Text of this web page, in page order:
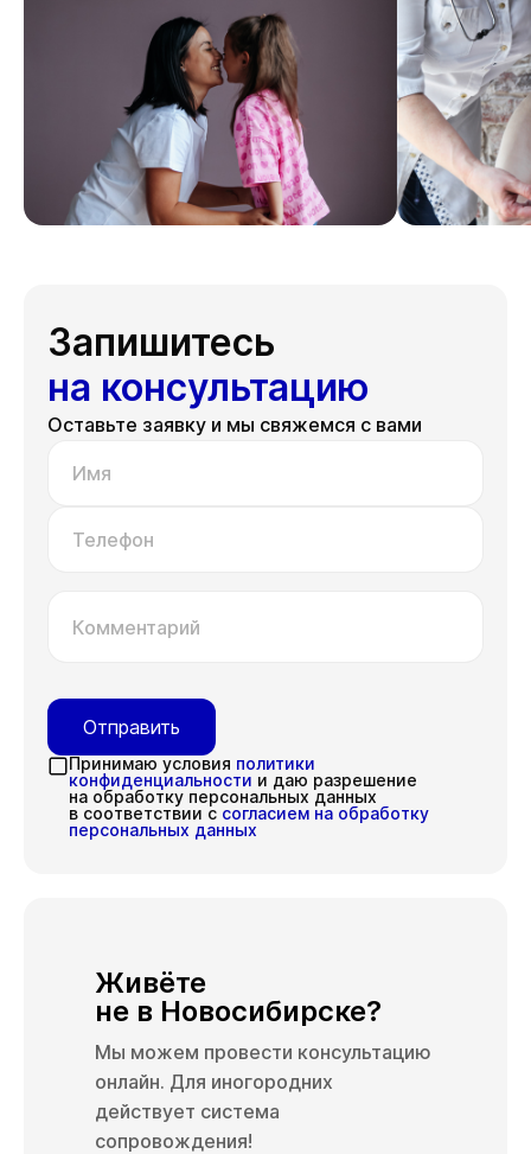
Запишитесь
на консультацию
Оставьте заявку и мы свяжемся с вами
Имя
Телефон
Комментарий
Принимаю условия политики
конфиденциальности и даю разрешение
на обработку персональных данных
в соответствии с согласием на обработку
персональных данных
Отправить
Живёте
не в Новосибирске?
Мы можем провести консультацию
онлайн. Для иногородних
действует система
сопровождения!